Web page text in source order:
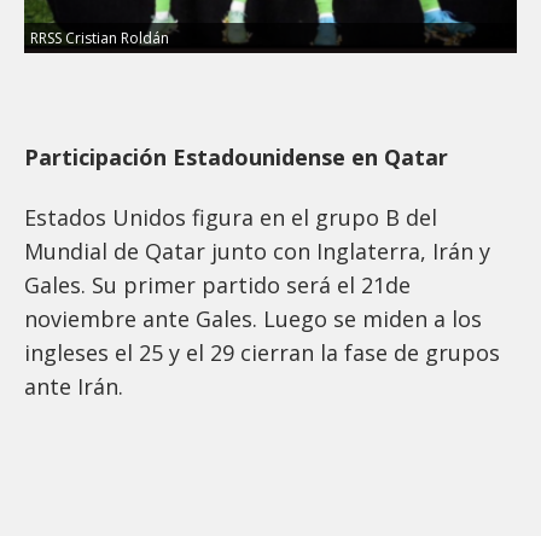
RRSS Cristian Roldán
Participación Estadounidense en Qatar
Estados Unidos figura en el grupo B del
Mundial de Qatar junto con Inglaterra, Irán y
Gales. Su primer partido será el 21de
noviembre ante Gales. Luego se miden a los
ingleses el 25 y el 29 cierran la fase de grupos
ante Irán.